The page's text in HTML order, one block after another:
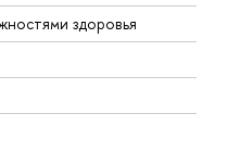
здоровья